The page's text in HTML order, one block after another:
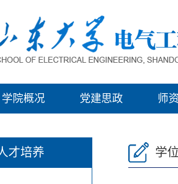
学院概况 党建思政 师
才培养 学